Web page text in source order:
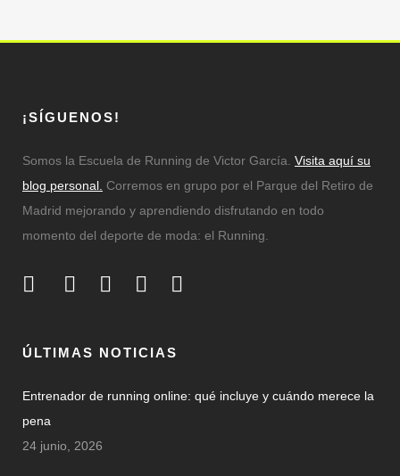
¡SÍGUENOS!
Somos la Escuela de Running de Victor García. Visita aquí su
blog personal. Corremos en grupo por el Parque del Retiro de
Madrid mejorando y aprendiendo disfrutando en todo
momento del deporte de moda: el Running.
ÚLTIMAS NOTICIAS
Entrenador de running online: qué incluye y cuándo merece la
pena
24 junio, 2026